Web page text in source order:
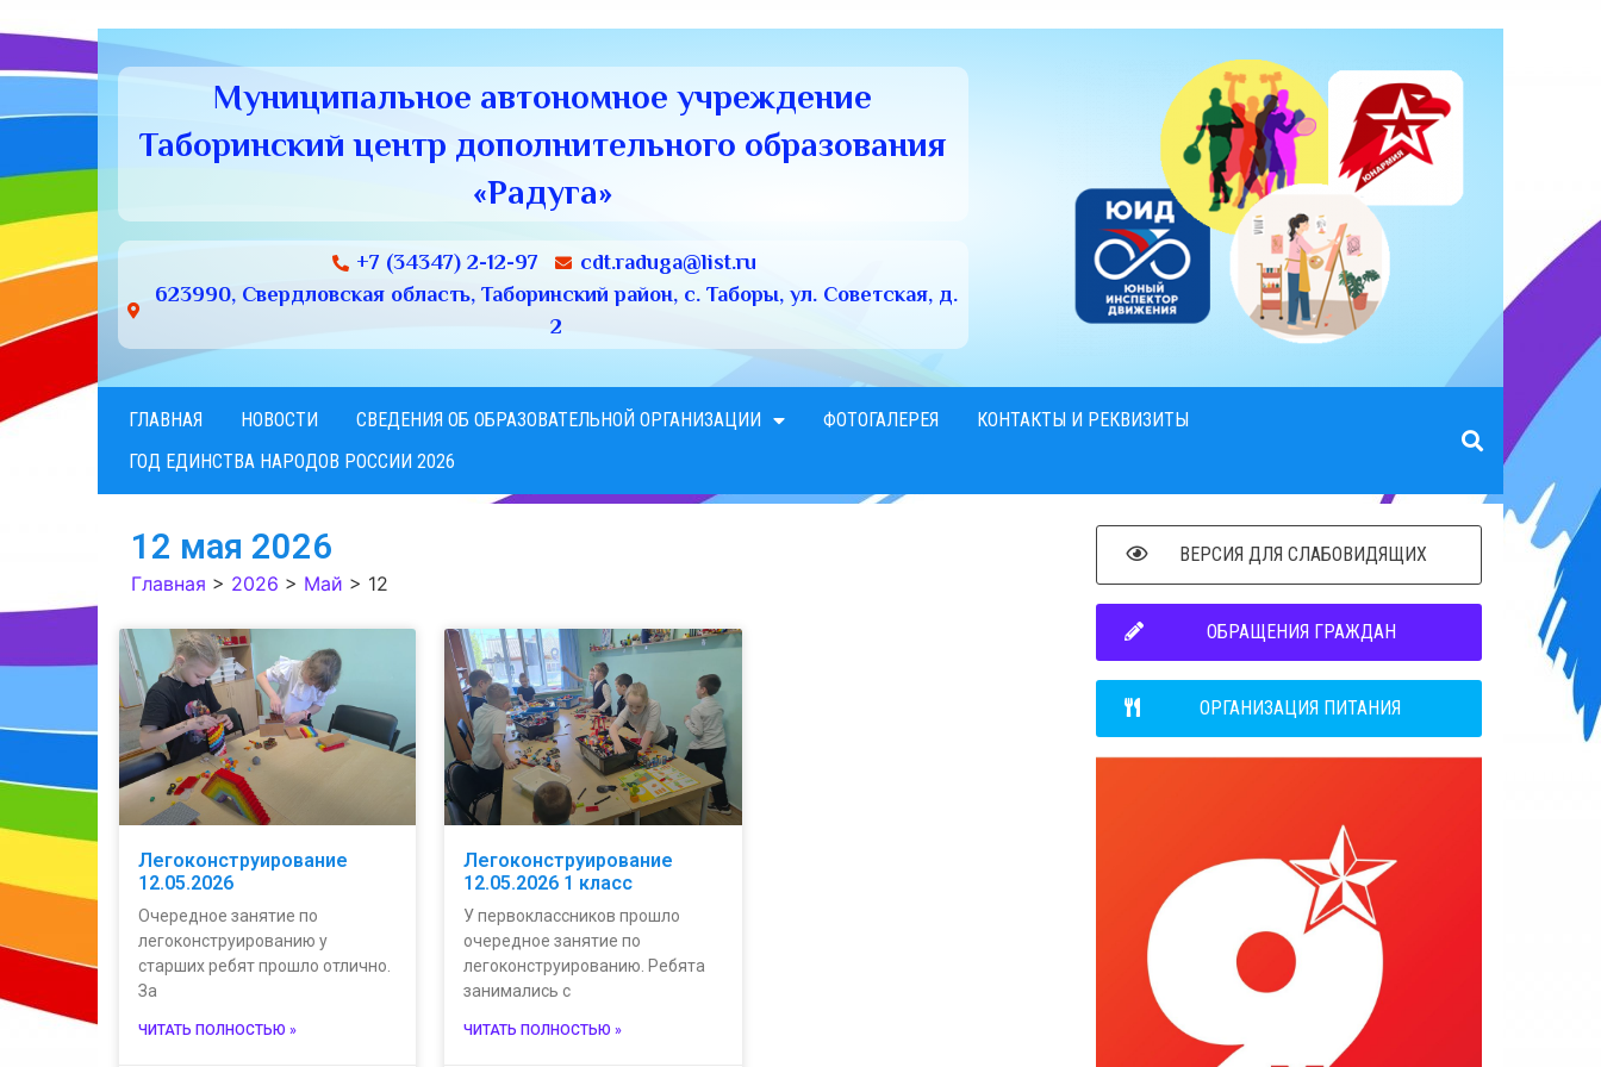
Муниципальное автономное учреждение
Таборинский центр дополнительного образования
«Радуга»
+7 (34347) 2-12-97
cdt.raduga@list.ru
623990, Свердловская область, Таборинский район, с. Таборы, ул. Советская, д.
2
ГЛАВНАЯ НОВОСТИ СВЕДЕНИЯ ОБ ОБРАЗОВАТЕЛЬНОЙ ОРГАНИЗАЦИИ ФОТОГАЛЕРЕЯ
КОНТАКТЫ И РЕКВИЗИТЫ
ГОД ЕДИНСТВА НАРОДОВ РОССИИ 2026
12 мая 2026
Главная > 2026 > Май > 12
Легоконструирование
12.05.2026
Очередное занятие по
легоконструированию у
старших ребят прошло отлично.
За
ЧИТАТЬ ПОЛНОСТЬЮ »
Легоконструирование
12.05.2026 1 класс
У первоклассников прошло
очередное занятие по
легоконструированию. Ребята
занимались с
ЧИТАТЬ ПОЛНОСТЬЮ »
ВЕРСИЯ ДЛЯ СЛАБОВИДЯЩИХ
ОБРАЩЕНИЯ ГРАЖДАН
ОРГАНИЗАЦИЯ ПИТАНИЯ